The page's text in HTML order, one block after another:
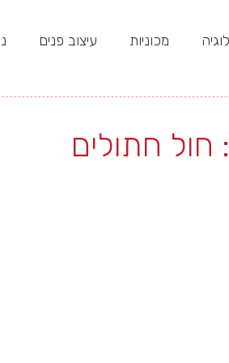
מכוניות עיצוב פנים
חול חתולים